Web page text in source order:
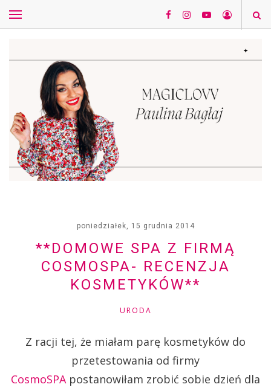
poniedziałek, 15 grudnia 2014
**DOMOWE SPA Z FIRMĄ
COSMOSPA- RECENZJA
KOSMETYKÓW**
URODA
Z racji tej, że miałam parę kosmetyków do
przetestowania od firmy
CosmoSPApostanowiłam zrobić sobie dzień dla